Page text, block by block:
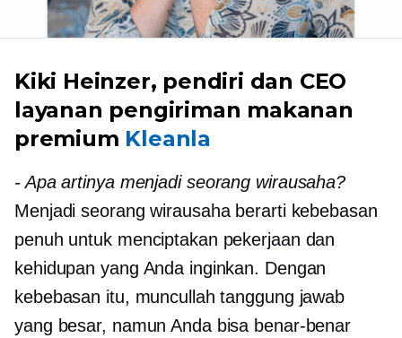
Kiki Heinzer, pendiri dan CEO
layanan pengiriman makanan
premium Kleanla
-Apa artinya menjadi seorang wirausaha?
Menjadi seorang wirausaha berarti kebebasan
penuh untuk menciptakan pekerjaan dan
kehidupan yang Anda inginkan. Dengan
kebebasan itu, muncullah tanggung jawab
yang besar, namun Anda bisa benar-benar